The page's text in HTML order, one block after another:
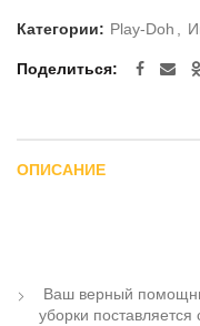
Категории: Play-Doh ,
Поделиться
ОПИСАНИЕ
Ваш верный
уборки